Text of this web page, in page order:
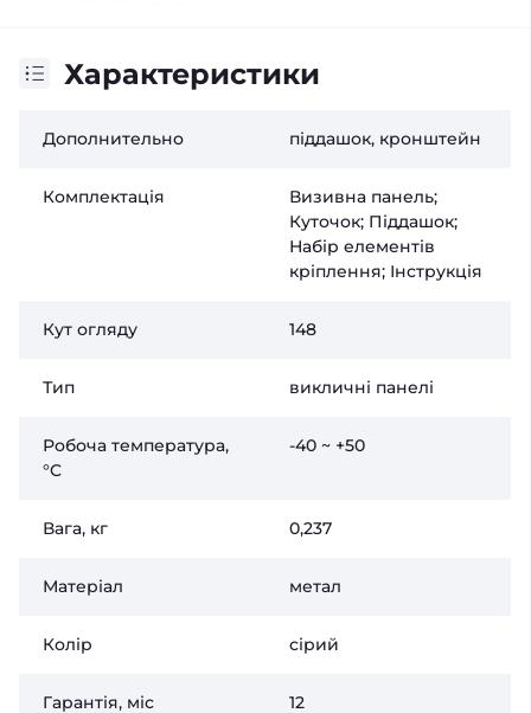
Характеристики
Дополнительно піддашок, кронштейн
Комплектація
Визивна панель;
Куточок; Піддашок;
Набір елементів
кріплення; Інструкція
Кут огляду 148
Тип викличні панелі
Робоча температура,
°C
-40 ~ +50
Вага, кг 0,237
Матеріал метал
Колір сірий
Гарантія, міс 12